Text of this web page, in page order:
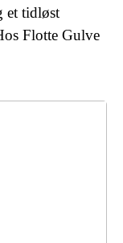
et tidløst
Flotte Gulve